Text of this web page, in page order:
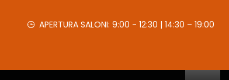
APERTURA SALONI: 9:00 - 12:30 | 14:30 – 19:00